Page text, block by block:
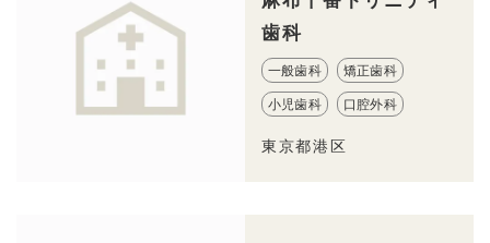
歯科
一般歯科 矯正歯科
小児歯科 口腔外科
東京都港区